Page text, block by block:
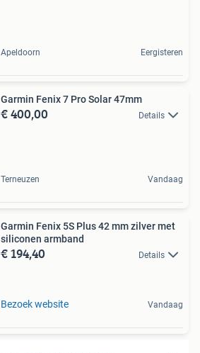
Apeldoorn Eergisteren
Garmin Fenix 7 Pro Solar 47mm
€ 400,00 Details
Terneuzen Vandaag
Garmin Fenix 5S Plus 42 mm zilver met
siliconen armband
€ 194,40 Details
Bezoek website Vandaag